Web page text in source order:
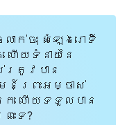
ដើម្បីបណ្ដេញ
រេចចិត្ត
លាក់ប៊ិកចុះ ហើយ
មានអារម្មណ៍
ារបស់គាត់
ាក់ចុះ សំឡេងរោទិ៍
ើយទំនាយនៃ
ត្រូវបាន
ន៍ព្រះអម្ចាស់
ហើយទទួលបាន
ទេ?